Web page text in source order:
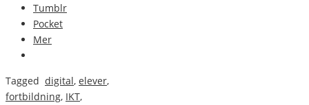
Tumblr
Pocket
Mer
Tagged digital, elever,
fortbildning, IKT,